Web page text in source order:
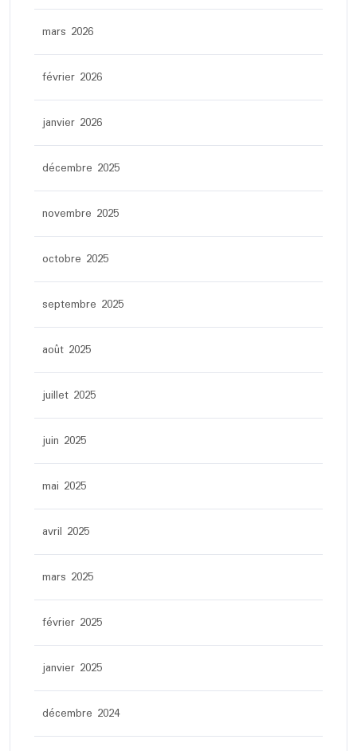
mars 2026
février 2026
janvier 2026
décembre 2025
novembre 2025
octobre 2025
septembre 2025
août 2025
juillet 2025
juin 2025
mai 2025
avril 2025
mars 2025
février 2025
janvier 2025
décembre 2024